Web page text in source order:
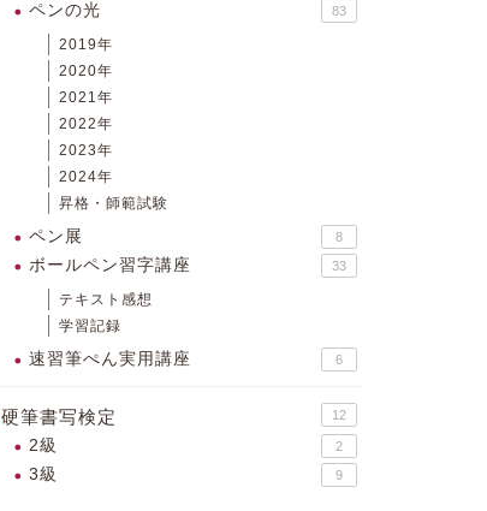
ペンの光 83
2019年
2020年
2021年
2022年
2023年
2024年
昇格・師範試験
ペン展 8
ボールペン習字講座 33
テキスト感想
学習記録
速習筆ぺん実用講座 6
硬筆書写検定 12
2級 2
3級 9